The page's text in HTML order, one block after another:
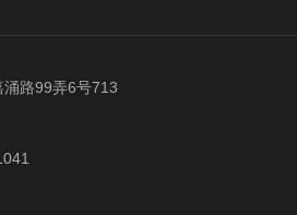
涌路99弄6号713